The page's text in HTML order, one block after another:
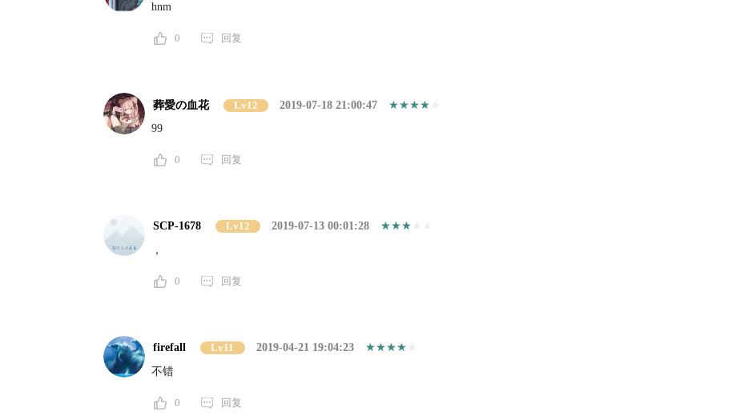
hnm
0 回复
葬愛の血花 Lv12
2019-07-18 21:00:47
99
0 回复
SCP-1678 Lv12
2019-07-13 00:01:28
，
0 回复
firefall Lv11
2019-04-21 19:04:23
不错
0 回复